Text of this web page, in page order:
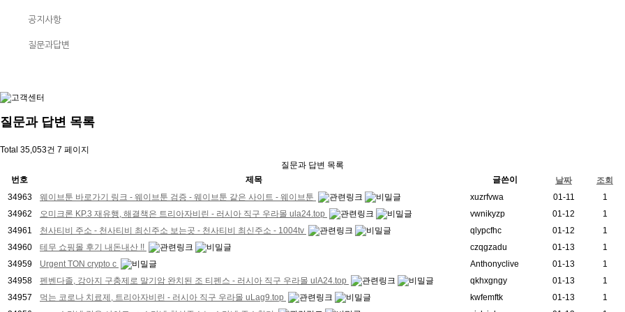
공지사항
질문과답변
질문과 답변 목록
Total 35,053건 7 페이지
질문과 답변 목록
번호
제목 글쓴이 날짜
조회
34963
웨이브툰 바로가기 링크 - 웨이브툰 검증 - 웨이브툰 같은 사이트 - 웨이브툰 xuzrfvwa 01-11
1
34962
오미크론 KP.3 재유행, 해결책은 트리아자비린 - 러시아 직구 우라몰 ula24.top vwnikyzp 01-12
1
34961
천사티비 주소 - 천사티비 최신주소 보는곳 - 천사티비 최신주소 - 1004tv qlypcfhc 01-12
1
34960
테무 쇼핑몰 후기 내돈내산 !! czqgzadu 01-13
1
34959
Urgent TON crypto c Anthonyclive 01-13
1
34958
펜벤다졸, 강아지 구충제로 말기암 완치된 조 티펜스 - 러시아 직구 우라몰 ulA24.top qkhxgngy 01-13
1
34957
먹는 코로나 치료제, 트리아자비린 - 러시아 직구 우라몰 uLag9.top kwfemftk 01-13
1